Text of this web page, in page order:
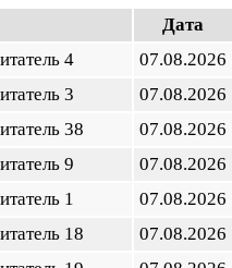
Дата
4
07.08.2026
3
07.08.2026
38
07.08.2026
9
07.08.2026
1
07.08.2026
18
07.08.2026